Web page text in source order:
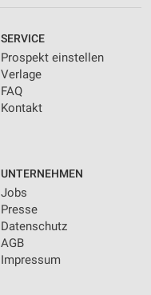
SERVICE
Prospekt einstellen
Verlage
FAQ
Kontakt
UNTERNEHMEN
Jobs
Presse
Datenschutz
AGB
Impressum